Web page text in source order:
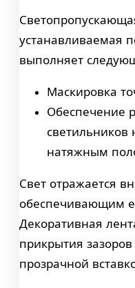
устанавливаемая
выполняет
Маскировка
Обеспечение
светильников
натяжным
Свет отражается
обеспечивающим
Декоративная
прикрытия
прозрачной